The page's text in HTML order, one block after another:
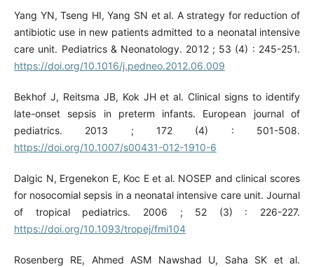
Yang YN, Tseng HI, Yang SN et al. A strategy for reduction of
antibiotic use in new patients admitted to a neonatal intensive
care unit. Pediatrics & Neonatology. 2012 ; 53 (4) : 245-251.
https://doi.org/10.1016/j.pedneo.2012.06.009
Bekhof J, Reitsma JB, Kok JH et al. Clinical signs to identify
late-onset sepsis in preterm infants. European journal of
pediatrics. 2013 ; 172 (4) : 501-508.
https://doi.org/10.1007/s00431-012-1910-6
Dalgic N, Ergenekon E, Koc E et al. NOSEP and clinical scores
for nosocomial sepsis in a neonatal intensive care unit. Journal
of tropical pediatrics. 2006 ; 52 (3) : 226-227.
https://doi.org/10.1093/tropej/fmi104
Rosenberg RE, Ahmed ASM Nawshad U, Saha SK et al.